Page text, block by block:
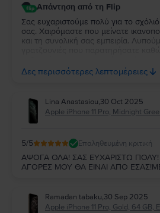
Απάντηση από τη Flip
Σας ευχαριστούμε πολύ για το
σας. Χαιρόμαστε που μείνατε
και τη συνολική σας εμπειρία.
παράδοσης δεν εξαρτώνται πάντα
λαμβάνουμε σοβαρά υπόψη την
μέλλον!
Δες περισσότερες λεπτομέρειες
Lina Anastasiou,30 Oct 2025
Apple iPhone 11 Pro, Midnight
5/5 Επαληθευμένη κριτική
ΑΨΟΓΑ ΟΛΑ! ΣΑΣ ΕΥΧΑΡΙΣΤΩ ΠΟΛΥ!
ΑΓΟΡΕΣ ΜΟΥ ΘΑ ΕΙΝΑΙ ΑΠΟ
Ramadan tabaku,30 Sep 2025
Apple iPhone 11 Pro, Gold, 64 GB,